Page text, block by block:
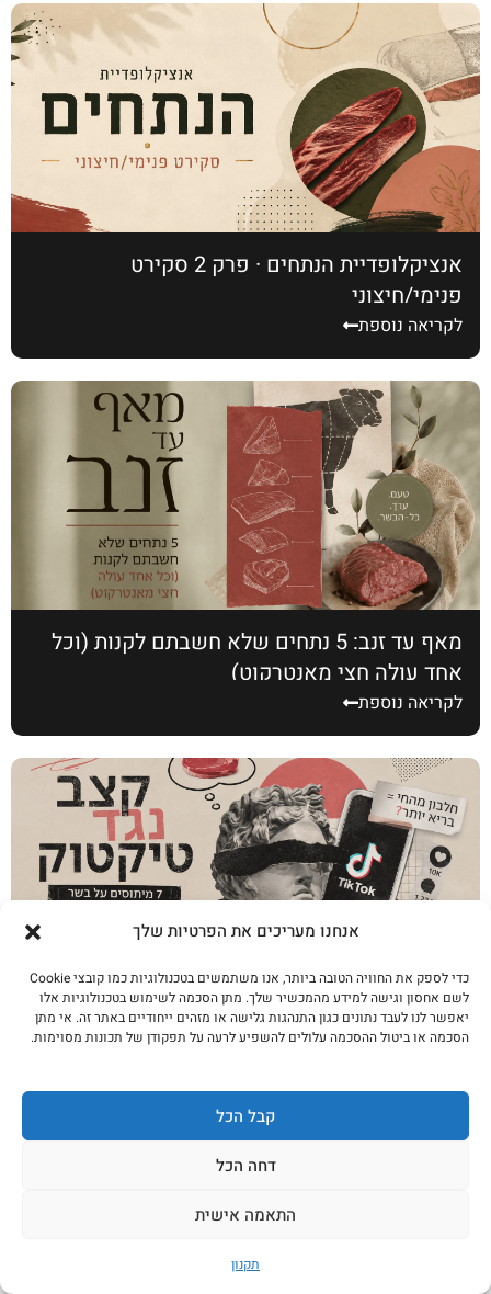
אנחנו מעריכים את הפרטיות שלך
כדי לספק את החוויה הטובה ביותר, אנו משתמשים בטכנולוגיות כמו קובצי Cookie
לשם אחסון וגישה למידע מהמכשיר שלך. מתן הסכמה לשימוש בטכנולוגיות אלו
יאפשר לנו לעבד נתונים כגון התנהגות גלישה או מזהים ייחודיים באתר זה. אי מתן
הסכמה או ביטול ההסכמה עלולים להשפיע לרעה על תפקודן של תכונות מסוימות.
קבל הכל
דחה הכל
התאמה אישית
תקנון
אנציקלופדיית הנתחים · פרק 2 סקירט
פנימי/חיצוני
לקריאה נוספת
מאף עד זנב: 5 נתחים שלא חשבתם לקנות (וכל
אחד עולה חצי מאנטרקוט)
לקריאה נוספת
קצב נגד טיקטוק: 7 מיתוסים על בשר שדור Z
מאמין בהם